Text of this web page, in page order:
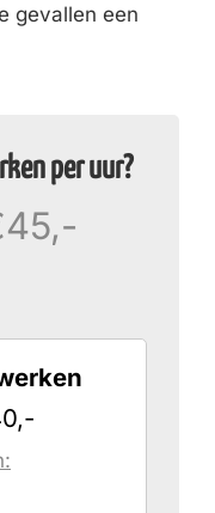
gevallen een
per uur?